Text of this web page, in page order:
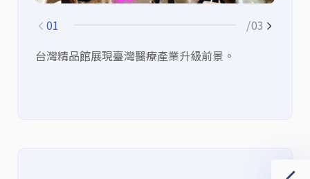
01
/03
台灣精品館展現臺灣醫療產業升級前景。